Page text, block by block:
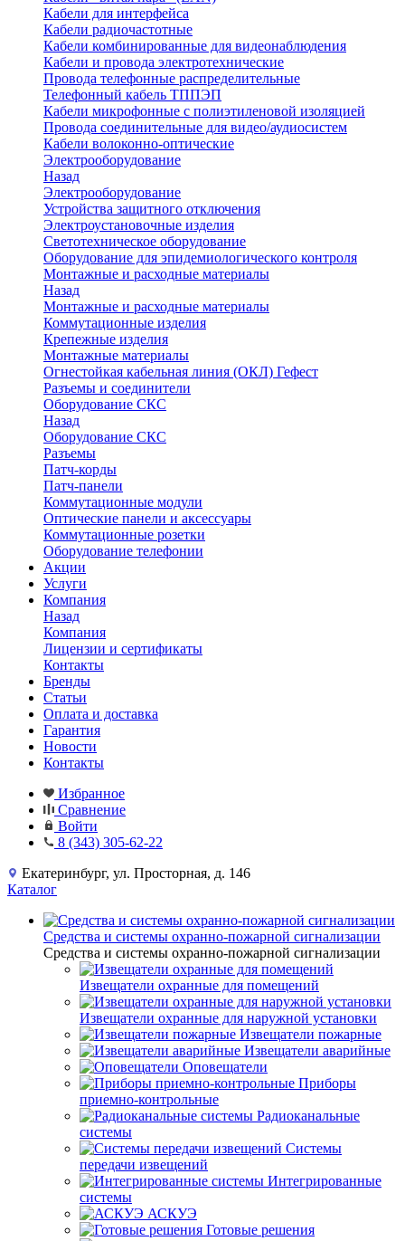
Кабели для интерфейса
Кабели радиочастотные
Кабели комбинированные для видеонаблюдения
Кабели и провода электротехнические
Провода телефонные распределительные
Телефонный кабель ТППЭП
Кабели микрофонные с полиэтиленовой изоляцией
Провода соединительные для видео/аудиосистем
Кабели волоконно-оптические
Электрооборудование
Назад
Электрооборудование
Устройства защитного отключения
Электроустановочные изделия
Светотехническое оборудование
Оборудование для эпидемиологического контроля
Монтажные и расходные материалы
Назад
Монтажные и расходные материалы
Коммутационные изделия
Крепежные изделия
Монтажные материалы
Огнестойкая кабельная линия (ОКЛ) Гефест
Разъемы и соединители
Оборудование СКС
Назад
Оборудование СКС
Разъемы
Патч-корды
Патч-панели
Коммутационные модули
Оптические панели и аксессуары
Коммутационные розетки
Оборудование телефонии
Акции
Услуги
Компания
Назад
Компания
Лицензии и сертификаты
Контакты
Бренды
Статьи
Оплата и доставка
Гарантия
Новости
Контакты
Избранное
Сравнение
Войти
8 (343) 305-62-22
Екатеринбург, ул. Просторная, д. 146
Каталог
Средства и системы охранно-пожарной сигнализации
Средства и системы охранно-пожарной сигнализации
Извещатели охранные для помещений
Извещатели охранные для наружной установки
Извещатели пожарные
Извещатели аварийные
Оповещатели
Приборы
приемно-контрольные
Радиоканальные
системы
Системы
передачи извещений
Интегрированные
системы
АСКУЭ
Готовые решения